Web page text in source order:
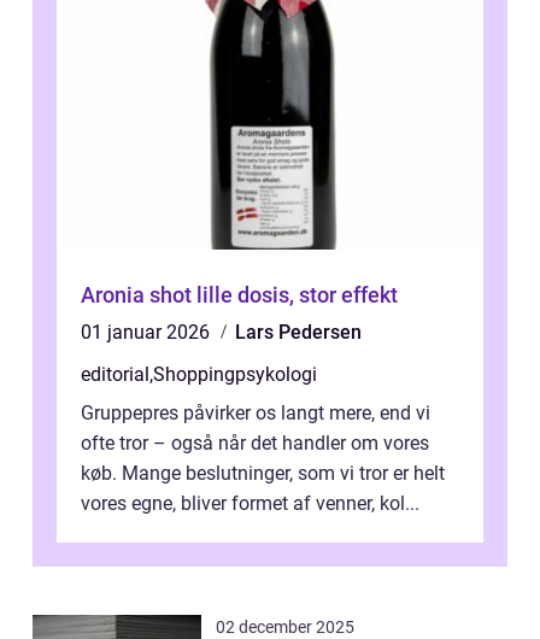
Aronia shot lille dosis, stor effekt
01 januar 2026
Lars Pedersen
editorial ,Shoppingpsykologi
Gruppepres påvirker os langt mere, end vi
ofte tror – også når det handler om vores
køb. Mange beslutninger, som vi tror er helt
vores egne, bliver formet af venner, kol...
02 december 2025